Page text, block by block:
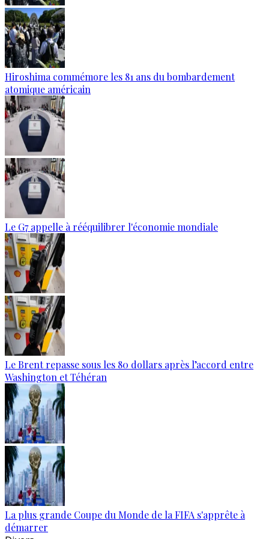
Hiroshima commémore les 81 ans du bombardement
atomique américain
Le G7 appelle à rééquilibrer l'économie mondiale
Le Brent repasse sous les 80 dollars après l’accord entre
Washington et Téhéran
La plus grande Coupe du Monde de la FIFA s'apprête à
démarrer